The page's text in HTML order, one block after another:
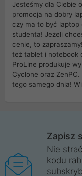
Jesteśmy dla Ciebie
promocja na dobry
czy ma to być laptop
studenta! Jeżeli
cenie, to
też tablet i notebook
ProLine produkuje
Cyclone oraz
tego samego dnia!
Wrocław, Poznań,
Trzebnica, Opole.
ProLine to polska
legalnie i płacimy
Zapisz
Nie
kodu